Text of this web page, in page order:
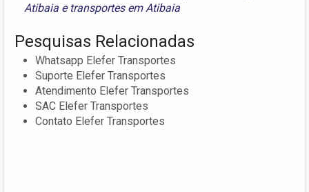
Atibaia e transportes em Atibaia
Pesquisas Relacionadas
Whatsapp Elefer Transportes
Suporte Elefer Transportes
Atendimento Elefer Transportes
SAC Elefer Transportes
Contato Elefer Transportes